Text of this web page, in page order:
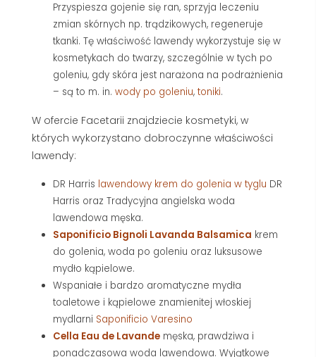
Przyspiesza gojenie się ran, sprzyja leczeniu
zmian skórnych np. trądzikowych, regeneruje
tkanki. Tę właściwość lawendy wykorzystuje się w
kosmetykach do twarzy, szczególnie w tych po
goleniu, gdy skóra jest narażona na podrażnienia
– są to m. in. wody po goleniu, toniki.
W ofercie Facetarii znajdziecie kosmetyki, w
których wykorzystano dobroczynne właściwości
lawendy:
DR Harris lawendowy krem do golenia w tyglu DR
Harris oraz Tradycyjna angielska woda
lawendowa męska.
Saponificio Bignoli Lavanda Balsamica krem
do golenia, woda po goleniu oraz luksusowe
mydło kąpielowe.
Wspaniałe i bardzo aromatyczne mydła
toaletowe i kąpielowe znamienitej włoskiej
mydlarni Saponificio Varesino
Cella Eau de Lavande męska, prawdziwa i
ponadczasowa woda lawendowa. Wyjątkowe